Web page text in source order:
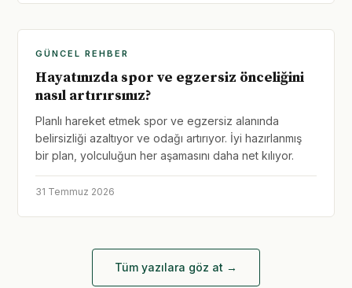
GÜNCEL REHBER
Hayatınızda spor ve egzersiz önceliğini
nasıl artırırsınız?
Planlı hareket etmek spor ve egzersiz alanında
belirsizliği azaltıyor ve odağı artırıyor. İyi hazırlanmış
bir plan, yolculuğun her aşamasını daha net kılıyor.
31 Temmuz 2026
Tüm yazılara göz at →